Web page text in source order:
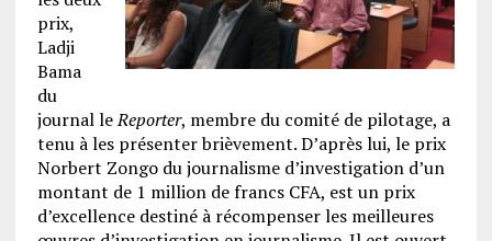
prix,
Ladji
Bama
du
journal leReporter, membre du comité de pilotage, a
tenu à les présenter brièvement. D’après lui, le prix
Norbert Zongo du journalisme d’investigation d’un
montant de 1 million de francs CFA, est un prix
d’excellence destiné à récompenser les meilleures